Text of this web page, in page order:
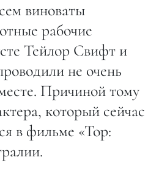
виноваты
рабочие
Тейлор Свифт и
не очень
Причиной тому
который сейчас
в фильме «Тор: